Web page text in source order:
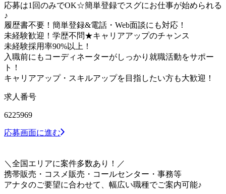
応募は1回のみでOK☆簡単登録でスグにお仕事が始められる
♪
履歴書不要！簡単登録&電話・Web面談にも対応！
未経験歓迎！学歴不問★キャリアアップのチャンス
未経験採用率90%以上！
入職前にもコーディネーターがしっかり就職活動をサポー
ト！
キャリアアップ・スキルアップを目指したい方も大歓迎！
求人番号
6225969
応募画面に進む
＼全国エリアに案件多数あり！／
携帯販売・コスメ販売・コールセンター・事務等
アナタのご要望に合わせて、幅広い職種でご案内可能♪